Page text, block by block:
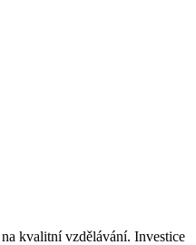
kvalitní vzdělávání. Investice